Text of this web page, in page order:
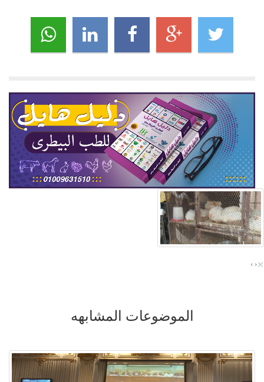
‹
› ×
الموضوعات المشابهه